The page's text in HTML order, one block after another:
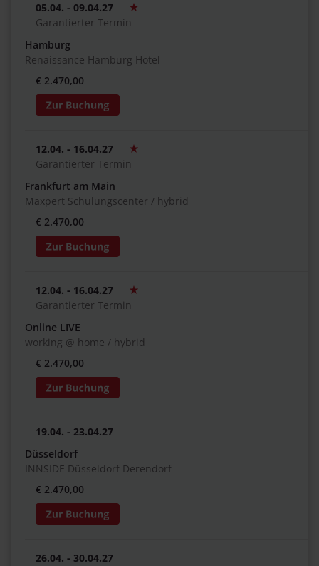
05.04. - 09.04.27
Garantierter Termin
Hamburg
Renaissance Hamburg Hotel
€ 2.470,00
12.04. - 16.04.27
Garantierter Termin
Frankfurt am Main
Maxpert Schulungscenter / hybrid
€ 2.470,00
12.04. - 16.04.27
Garantierter Termin
Online LIVE
working @ home / hybrid
€ 2.470,00
19.04. - 23.04.27
Düsseldorf
INNSIDE Düsseldorf Derendorf
€ 2.470,00
26.04. - 30.04.27